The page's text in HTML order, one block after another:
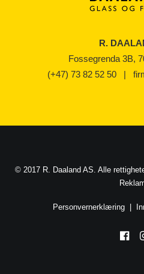
R.
Fossegrenda 3B,
(+47) 73 82 52 50 |
© 2017 R. Daaland AS. Alle
Personvernerklæring|